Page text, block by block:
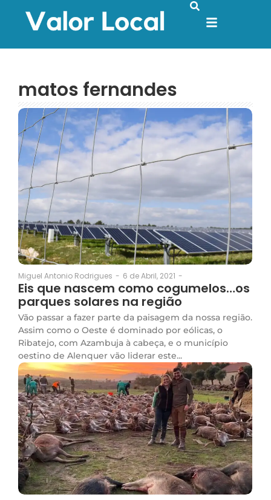
matos fernandes
Miguel Antonio Rodrigues - 6 de Abril, 2021 -
Eis que nascem como cogumelos…​os
parques solares na região
Vão passar a fazer parte da paisagem da nossa região.
Assim como o Oeste é dominado por eólicas, o
Ribatejo, com Azambuja à cabeça, e o município
oestino de Alenquer vão liderar este...